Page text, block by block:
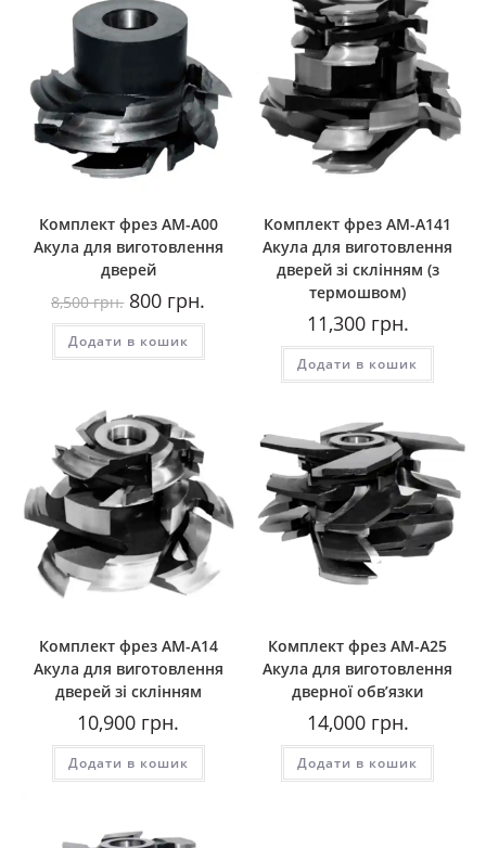
Комплект фрез АМ-А00
Акула для виготовлення
дверей
8,500грн. Оригінальна
ціна:
8,500
грн..
800 грн.
800
Додати в кошик
Комплект фрез АМ-А141
Акула для виготовлення
дверей зі склінням (з
термошвом)
11,300грн.
Додати в кошик
Комплект фрез АМ-А14
Акула для виготовлення
дверей зі склінням
10,900 грн.
Додати в кошик
Комплект фрез АМ-А25
Акула для виготовлення
дверної обв’язки
14,000грн.
Додати в кошик